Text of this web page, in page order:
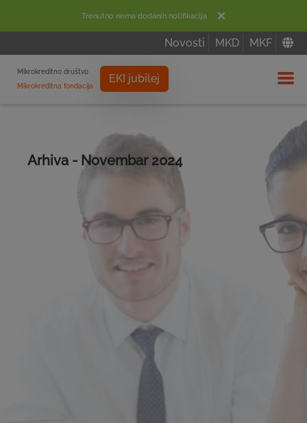
Trenutno nema dodanih notifikacija
Novosti MKD MKF
Mikrokreditno društvo
Mikrokreditna fondacija
EKI jubilej
Arhiva - Novembar 2024